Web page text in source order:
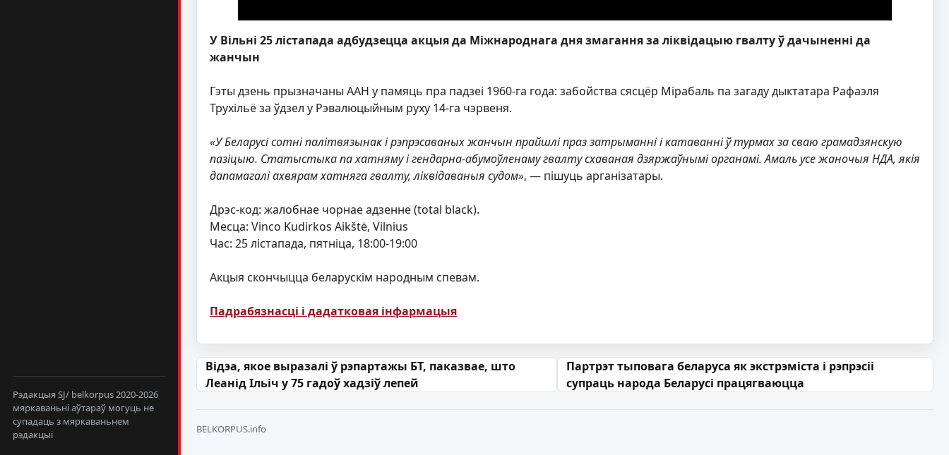
Рэдакцыя SJ/ belkorpus 2020-2026
мяркаваньні аўтараў могуць не
супадаць з мяркаваньнем
рэдакцыі
У Вільні 25 лістапада адбудзецца акцыя да Міжнароднага дня змагання за ліквідацыю гвалту ў дачыненні да
жанчын
Гэты дзень прызначаны ААН у памяць пра падзеі 1960-га года: забойства сясцёр Мірабаль па загаду дыктатара Рафаэля
Трухільё за ўдзел у Рэвалюцыйным руху 14-га чэрвеня.
«У Беларусі сотні палітвязынак і рэпрэсаваных жанчын прайшлі праз затрыманні і катаванні ў турмах за сваю грамадзянскую
пазіцыю. Статыстыка па хатняму і гендарна-абумоўленаму гвалту схаваная дзяржаўнымі органамі. Амаль усе жаночыя НДА, якія
дапамагалі ахвярам хатняга гвалту, ліквідаваныя судом», — пішуць арганізатары.
Дрэс-код: жалобнае чорнае адзенне (total black).
Месца: Vinco Kudirkos Aikštė, Vilnius
Час: 25 лістапада, пятніца, 18:00-19:00
Акцыя скончыцца беларускім народным спевам.
Падрабязнасці і дадатковая інфармацыя
Навігацыя па запісах
Відэа, якое выразалі ў рэпартажы БТ, паказвае, што
Леанід Ільіч у 75 гадоў хадзіў лепей
Партрэт тыповага беларуса як экстрэміста і рэпрэсіі
супраць народа Беларусі працягваюцца
BELKORPUS.info